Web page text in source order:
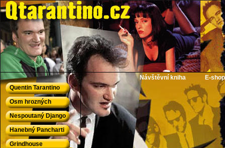
QTarantino.cz - Quentin Tarantino
Návštěvní kniha
E-shop
Quentin Tarantino
Osm hrozných
Nespoutaný Django
Hanebný Pancharti
Grindhouse